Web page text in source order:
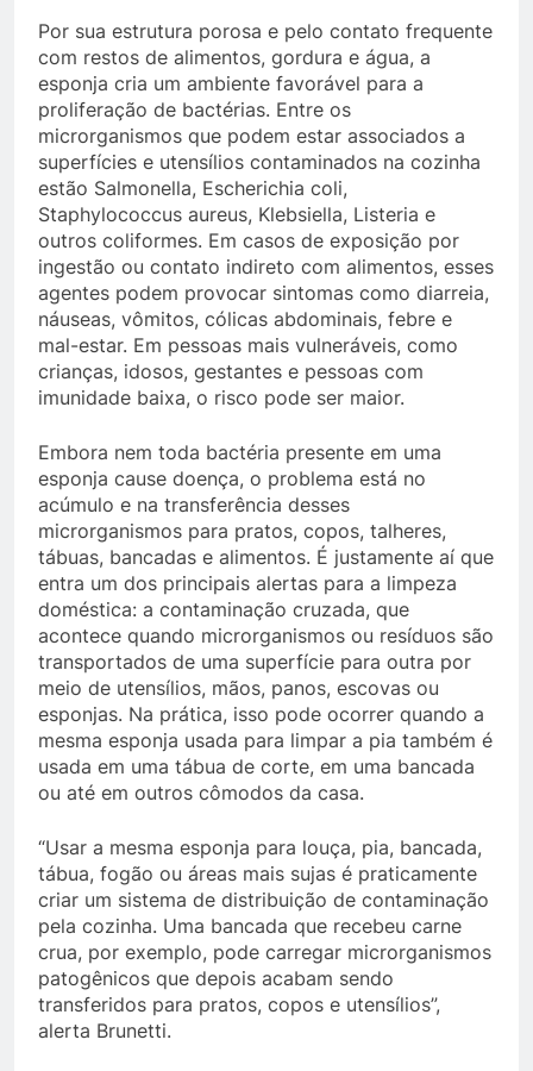
Por sua estrutura porosa e pelo contato frequente
com restos de alimentos, gordura e água, a
esponja cria um ambiente favorável para a
proliferação de bactérias. Entre os
microrganismos que podem estar associados a
superfícies e utensílios contaminados na cozinha
estão Salmonella, Escherichia coli,
Staphylococcus aureus, Klebsiella, Listeria e
outros coliformes. Em casos de exposição por
ingestão ou contato indireto com alimentos, esses
agentes podem provocar sintomas como diarreia,
náuseas, vômitos, cólicas abdominais, febre e
mal-estar. Em pessoas mais vulneráveis, como
crianças, idosos, gestantes e pessoas com
imunidade baixa, o risco pode ser maior.
Embora nem toda bactéria presente em uma
esponja cause doença, o problema está no
acúmulo e na transferência desses
microrganismos para pratos, copos, talheres,
tábuas, bancadas e alimentos. É justamente aí que
entra um dos principais alertas para a limpeza
doméstica: a contaminação cruzada, que
acontece quando microrganismos ou resíduos são
transportados de uma superfície para outra por
meio de utensílios, mãos, panos, escovas ou
esponjas. Na prática, isso pode ocorrer quando a
mesma esponja usada para limpar a pia também é
usada em uma tábua de corte, em uma bancada
ou até em outros cômodos da casa.
“Usar a mesma esponja para louça, pia, bancada,
tábua, fogão ou áreas mais sujas é praticamente
criar um sistema de distribuição de contaminação
pela cozinha. Uma bancada que recebeu carne
crua, por exemplo, pode carregar microrganismos
patogênicos que depois acabam sendo
transferidos para pratos, copos e utensílios”,
alerta Brunetti.